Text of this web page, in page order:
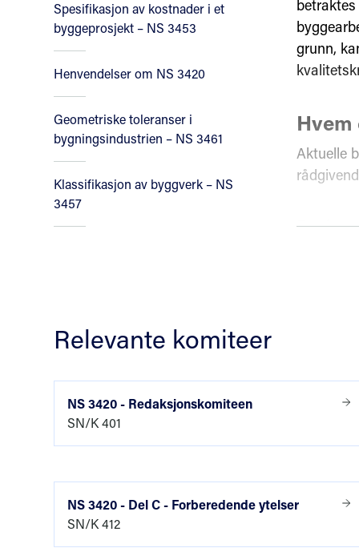
Spesifikasjon av kostnader i et
byggeprosjekt – NS 3453
Henvendelser om NS 3420
Geometriske toleranser i
bygningsindustrien – NS 3461
Klassifikasjon av byggverk – NS
3457
grunn,
Aktuelle
For den
En
Relevante komiteer
NS 3420 - Redaksjonskomiteen
SN/K 401
NS 3420 - Del C - Forberedende ytelser
SN/K 412